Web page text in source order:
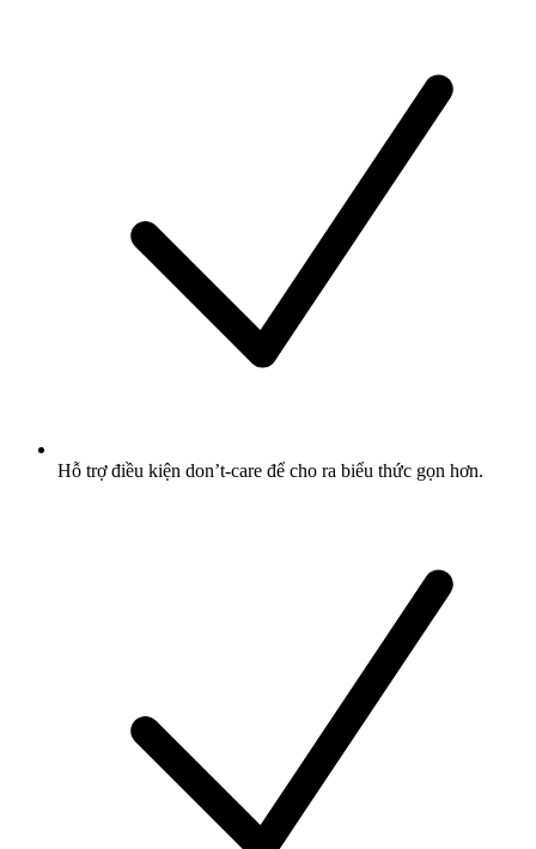
Hỗ trợ điều kiện don’t-care để cho ra biểu thức gọn hơn.